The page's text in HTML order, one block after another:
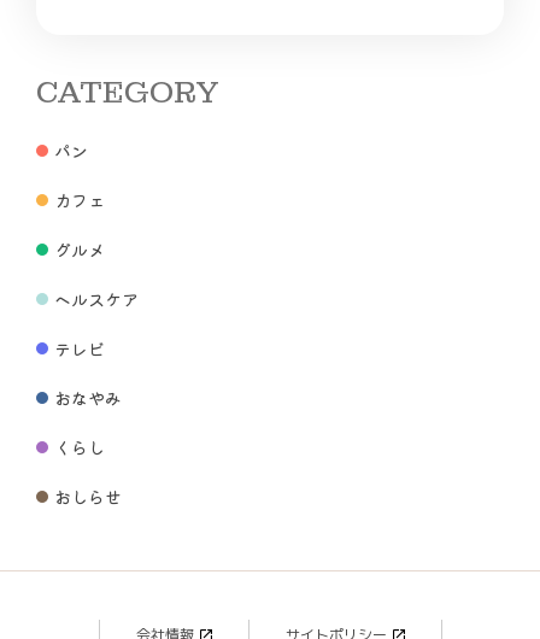
CATEGORY
パン
カフェ
グルメ
ヘルスケア
テレビ
おなやみ
くらし
おしらせ
会社情報 サイトポリシー